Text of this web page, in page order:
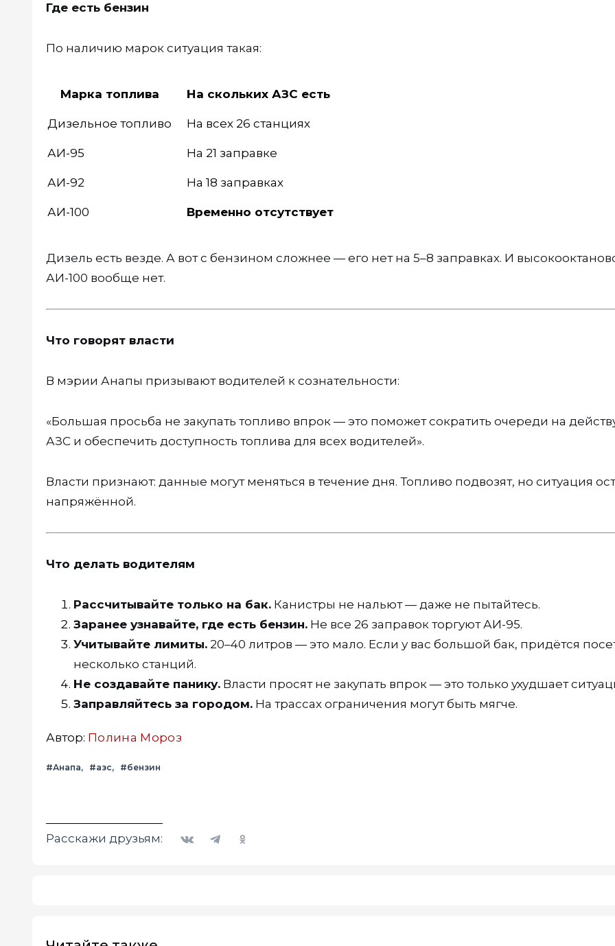
Где есть бензин
По наличию марок ситуация такая:
Марка топлива На скольких АЗС есть
Дизельное топливо На всех 26 станциях
АИ-95 На 21 заправке
АИ-92 На 18 заправках
АИ-100 Временно отсутствует
Дизель есть везде. А вот с бензином сложнее — его нет на 5–8 заправках. И
АИ-100 вообще нет.
Что говорят власти
В мэрии Анапы призывают водителей к сознательности:
«Большая просьба не закупать топливо впрок — это поможет сократить очереди на
АЗС и обеспечить доступность топлива для всех водителей».
Власти признают: данные могут меняться в течение дня. Топливо подвозят, но ситуация
напряжённой.
Что делать водителям
Рассчитывайте только на бак. Канистры не нальют — даже не пытайтесь.
Заранее узнавайте, где есть бензин. Не все 26 заправок торгуют АИ-95.
Учитывайте лимиты. 20–40 литров — это мало. Если у вас большой бак, придётся
несколько станций.
Не создавайте панику. Власти просят не закупать впрок — это только ухудшает
Заправляйтесь за городом. На трассах ограничения могут быть мягче.
Автор: Полина Мороз
#Анапа #азс #бензин
Расскажи друзьям: